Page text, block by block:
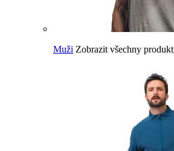
Muži Zobrazit všechny